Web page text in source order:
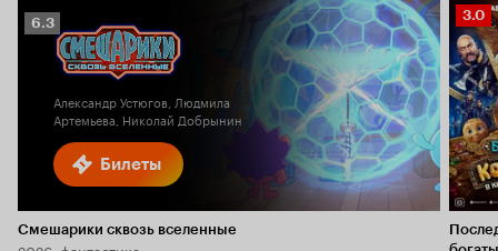
Билеты
Рейтинг
Кинопоиска
6.3
Александр Устюгов, Людмила
Артемьева, Николай Добрынин
Смешарики сквозь вселенные
3.0
3.0